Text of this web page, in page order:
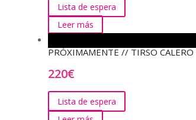
Lista de espera
Leer más
PRÓXIMAMENTE // TIRSO
220€
Lista de espera